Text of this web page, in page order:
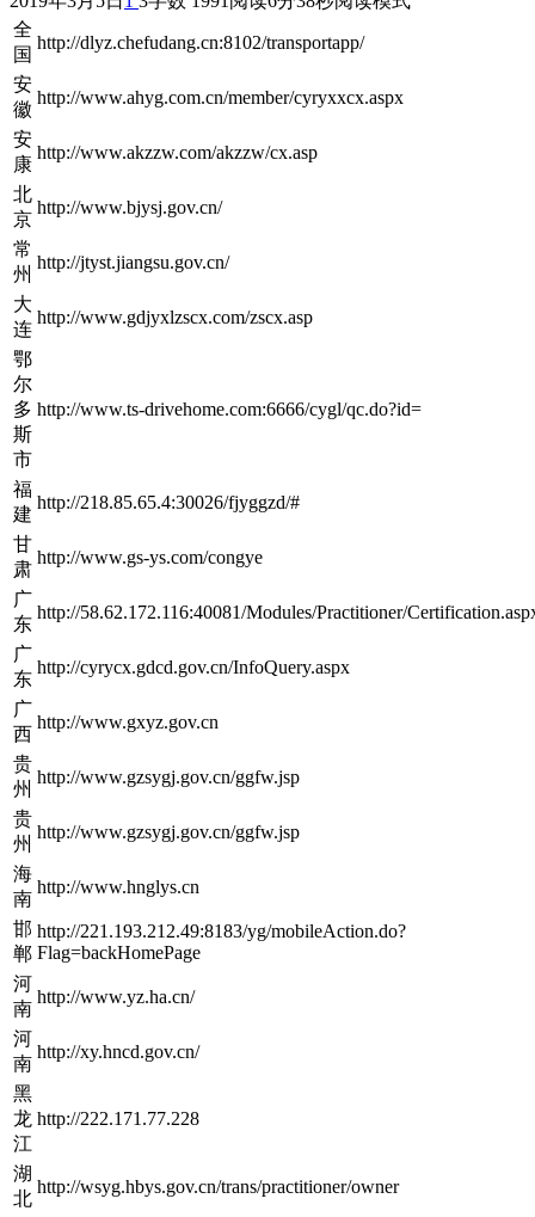
全
国
http://dlyz.chefudang.cn:8102/transportapp/
安
徽
http://www.ahyg.com.cn/member/cyryxxcx.aspx
安
康
http://www.akzzw.com/akzzw/cx.asp
北
京
http://www.bjysj.gov.cn/
常
州
http://jtyst.jiangsu.gov.cn/
大
连
http://www.gdjyxlzscx.com/zscx.asp
鄂
尔
多
斯
市
http://www.ts-drivehome.com:6666/cygl/qc.do?id=
福
建
http://218.85.65.4:30026/fjyggzd/#
甘
肃
http://www.gs-ys.com/congye
广
东
http://58.62.172.116:40081/Modules/Practitioner/
广
东
http://cyrycx.gdcd.gov.cn/InfoQuery.aspx
广
西
http://www.gxyz.gov.cn
贵
州
http://www.gzsygj.gov.cn/ggfw.jsp
贵
州
http://www.gzsygj.gov.cn/ggfw.jsp
海
南
http://www.hnglys.cn
邯
郸
http://221.193.212.49:8183/yg/mobileAction.do?
Flag=backHomePage
河
南
http://www.yz.ha.cn/
河
南
http://xy.hncd.gov.cn/
黑
龙
江
http://222.171.77.228
湖
北
http://wsyg.hbys.gov.cn/trans/practitioner/owner